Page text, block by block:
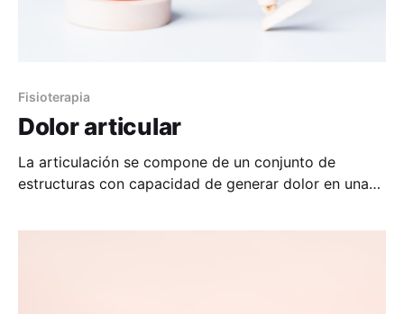
Fisioterapia
Dolor articular
La articulación se compone de un conjunto de
estructuras con capacidad de generar dolor en una
Tanto la capsula articular como los ligamentos y